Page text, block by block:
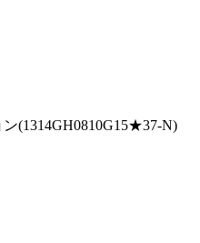
(1314GH0810G15★37-N)